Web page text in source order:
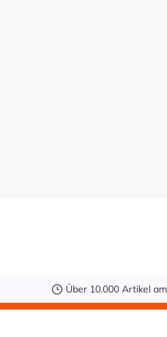
Über 10.000 Artikel